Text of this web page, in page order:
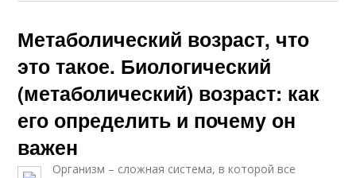
Метаболический возраст, что
это такое. Биологический
(метаболический) возраст: как
его определить и почему он
важен
Организм – сложная система, в которой все